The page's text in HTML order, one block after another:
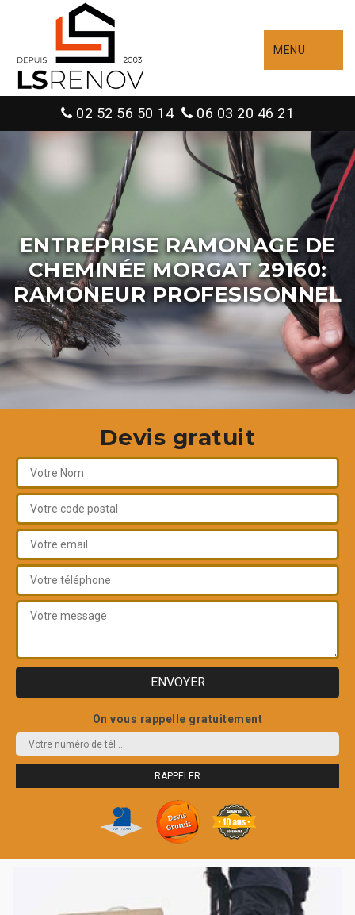
MENU
02 52 56 50 14 06 03 20 46 21
ENTREPRISE RAMONAGE DE
CHEMINÉE MORGAT 29160:
RAMONEUR PROFESISONNEL
Devis gratuit
On vous rappelle gratuitement